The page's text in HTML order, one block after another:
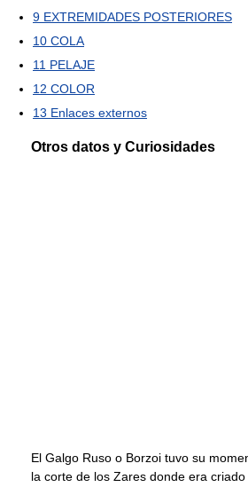
9 EXTREMIDADES POSTERIORES
10 COLA
11 PELAJE
12 COLOR
13 Enlaces externos
Otros datos y Curiosidades
El Galgo Ruso o Borzoi tuvo su
la corte de los Zares donde era